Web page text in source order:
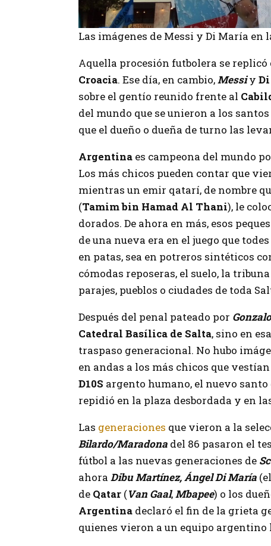
Las imágenes de Messi y Di María en
Aquella procesión futbolera se replicó
Croacia. Ese día, en cambio,Messi y
sobre el gentío reunido frente al
del mundo que se unieron a los
que el dueño o dueña de turno las
Argentina es campeona del mundo
Los más chicos pueden contar que
mientras un emir qatarí, de nombre
(Tamim bin Hamad Al Thani), le
dorados. De ahora en más, esos
de una nueva era en el juego que
en patas, sea en potreros sintéticos
cómodas reposeras, el suelo, la
parajes, pueblos o ciudades de toda
Después del penal pateado por
Catedral Basílica de Salta, sino en
traspaso generacional. No hubo
en andas a los más chicos que
D10S argento humano, el nuevo
repidió en la plaza desbordada y en
Las generaciones que vieron a la
Bilardo/Maradona del 86 pasaron el
fútbol a las nuevas generaciones de
ahora Dibu Martínez,Ángel Di María (el
de Qatar (Van Gaal,Mbapee) o los
Argentina declaró el fin de la grieta
quienes vieron a un equipo